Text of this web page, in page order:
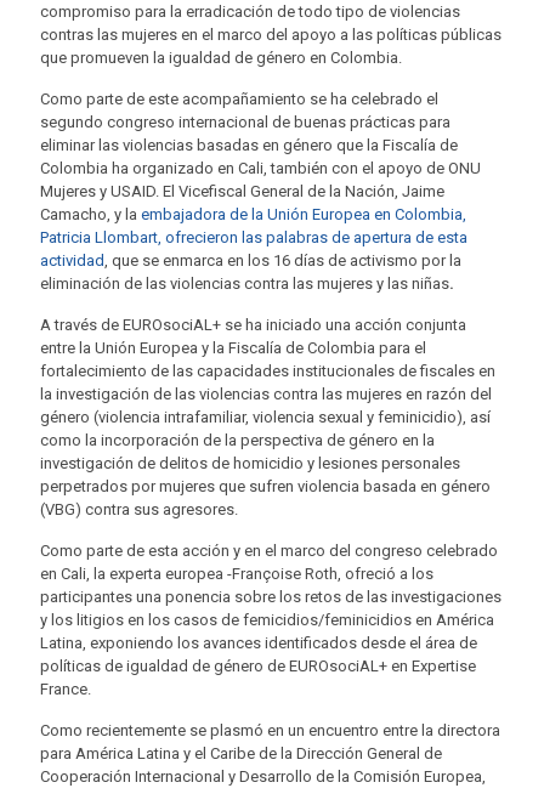
compromiso para la erradicación de todo tipo de violencias
contras las mujeres en el marco del apoyo a las políticas públicas
que promueven la igualdad de género en Colombia.
Como parte de este acompañamiento se ha celebrado el
segundo congreso internacional de buenas prácticas para
eliminar las violencias basadas en género que la Fiscalía de
Colombia ha organizado en Cali, también con el apoyo de ONU
Mujeres y USAID. El Vicefiscal General de la Nación, Jaime
Camacho, y la embajadora de la Unión Europea en Colombia,
Patricia Llombart, ofrecieron las palabras de apertura de esta
actividad , que se enmarca en los 16 días de activismo por la
eliminación de las violencias contra las mujeres y las niñas.
A través de EUROsociAL+ se ha iniciado una acción conjunta
entre la Unión Europea y la Fiscalía de Colombia para el
fortalecimiento de las capacidades institucionales de fiscales en
la investigación de las violencias contra las mujeres en razón del
género (violencia intrafamiliar, violencia sexual y feminicidio), así
como la incorporación de la perspectiva de género en la
investigación de delitos de homicidio y lesiones personales
perpetrados por mujeres que sufren violencia basada en género
(VBG) contra sus agresores.
Como parte de esta acción y en el marco del congreso celebrado
en Cali, la experta europea -Françoise Roth, ofreció a los
participantes una ponencia sobre los retos de las investigaciones
y los litigios en los casos de femicidios/feminicidios en América
Latina, exponiendo los avances identificados desde el área de
políticas de igualdad de género de EUROsociAL+ en Expertise
France.
Como recientemente se plasmó en un encuentro entre la directora
para América Latina y el Caribe de la Dirección General de
Cooperación Internacional y Desarrollo de la Comisión Europea,